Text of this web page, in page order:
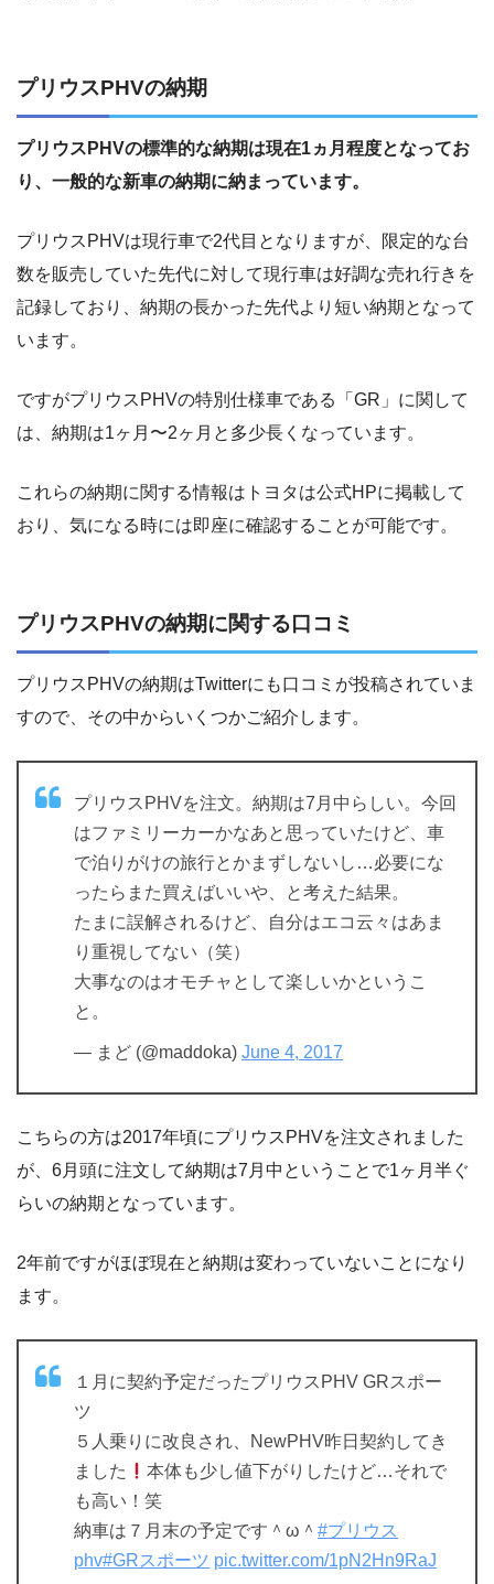
プリウスPHVの納期
プリウスPHVの標準的な納期は現在1ヵ月程度となってお
り、一般的な新車の納期に納まっています。
プリウスPHVは現行車で2代目となりますが、限定的な台
数を販売していた先代に対して現行車は好調な売れ行きを
記録しており、納期の長かった先代より短い納期となって
います。
ですがプリウスPHVの特別仕様車である「GR」に関して
は、納期は1ヶ月〜2ヶ月と多少長くなっています。
これらの納期に関する情報はトヨタは公式HPに掲載して
おり、気になる時には即座に確認することが可能です。
プリウスPHVの納期に関する口コミ
プリウスPHVの納期はTwitterにも口コミが投稿されていま
すので、その中からいくつかご紹介します。
プリウスPHVを注文。納期は7月中らしい。今回
はファミリーカーかなあと思っていたけど、車
で泊りがけの旅行とかまずしないし…必要にな
ったらまた買えばいいや、と考えた結果。
たまに誤解されるけど、自分はエコ云々はあま
り重視してない（笑）
大事なのはオモチャとして楽しいかというこ
と。
— まど (@maddoka) June 4, 2017
こちらの方は2017年頃にプリウスPHVを注文されました
が、6月頭に注文して納期は7月中ということで1ヶ月半ぐ
らいの納期となっています。
2年前ですがほぼ現在と納期は変わっていないことになり
ます。
１月に契約予定だったプリウスPHV GRスポー
ツ
５人乗りに改良され、NewPHV昨日契約してき
ました
本体も少し値下がりしたけど…それで
も高い！笑
納車は７月末の予定です＾ω＾ #プリウス
phv#GRスポーツ pic.twitter.com/1pN2Hn9RaJ